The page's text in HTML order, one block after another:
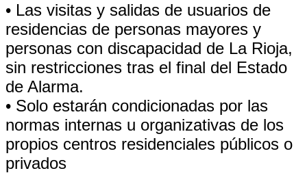
• Las visitas y salidas de usuarios de
residencias de personas mayores y
personas con discapacidad de La Rioja,
sin restricciones tras el final del Estado
de Alarma.
• Solo estarán condicionadas por las
normas internas u organizativas de los
propios centros residenciales públicos o
privados